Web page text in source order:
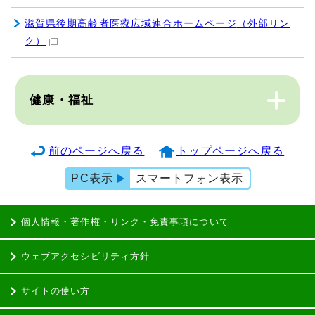
滋賀県後期高齢者医療広域連合ホームページ
（外部リン
ク）
健康・福祉
前のページへ戻る トップページへ戻る
PC表示 スマートフォン表示
個人情報・著作権・リンク・免責事項について
ウェブアクセシビリティ方針
サイトの使い方